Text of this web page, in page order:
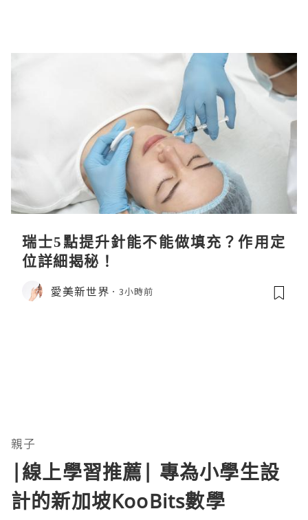
瑞士5點提升針能不能做填充？作用定
位詳細揭秘！
愛美新世界 3小時前
親子
|線上學習推薦| 專為小學生設
計的新加坡KooBits數學